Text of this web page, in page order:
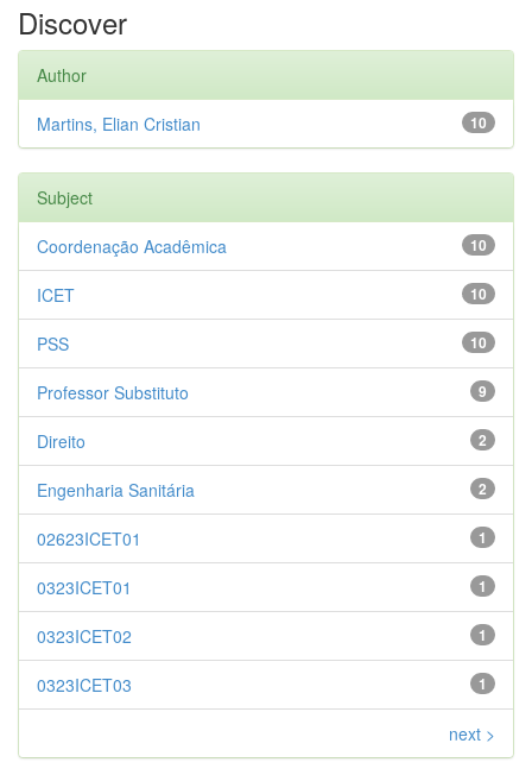
Discover
Author
10
Martins, Elian Cristian
Subject
10
Coordenação Acadêmica
10
ICET
10
PSS
9
Professor Substituto
2
Direito
2
Engenharia Sanitária
1
02623ICET01
1
0323ICET01
1
0323ICET02
1
0323ICET03
next >